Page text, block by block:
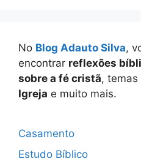
No Blog Adauto Silva,
encontrar reflexões
sobre a fé cristã, temas
Igreja e muito mais.
Casamento
Estudo Bíblico